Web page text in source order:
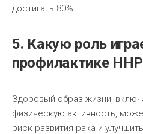
достигать 80%
5. Какую роль
профилактике
Здоровый образ жизни,
физическую активность,
риск развития рака и